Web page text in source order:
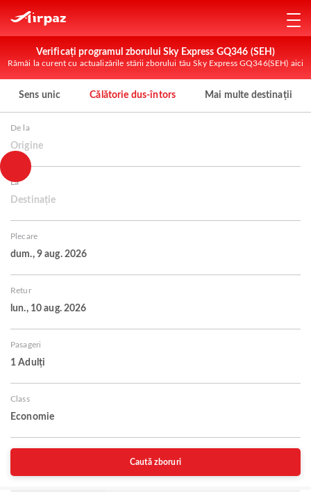
Verificați programul zborului Sky Express GQ346 (SEH)
Rămâi la curent cu actualizările stării zborului tău Sky Express GQ346(SEH) aici
Sens unic Călătorie dus-întors Mai multe destinații
De la
Origine
La
Destinație
Plecare
dum., 9 aug. 2026
Retur
lun., 10 aug. 2026
Pasageri
1 Adulți
Class
Economie
Caută zboruri